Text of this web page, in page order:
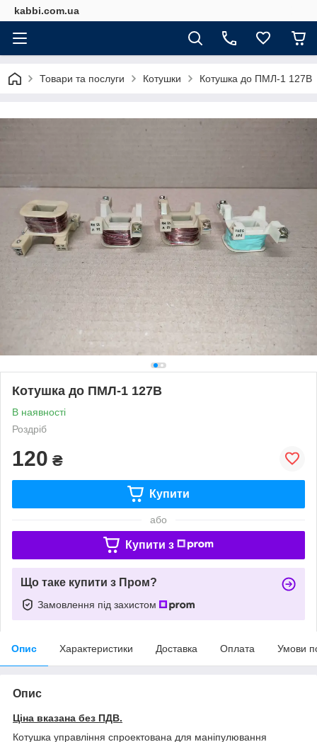
kabbi.com.ua
Товари та послуги Котушки Котушка до ПМЛ-1 127В
Котушка до ПМЛ-1 127В
В наявності
Роздріб
120 ₴
Купити
або
Купити з
Що таке купити з Пром?
Замовлення під захистом
Опис Характеристики Доставка Оплата Умови
Опис
Ціна вказана без ПДВ.
Котушка управління спроектована для маніпулювання